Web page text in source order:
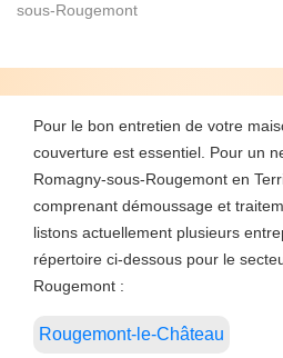
sous-Rougemont
Pour le bon entretien de votre
couverture est essentiel. Pour un
Romagny-sous-Rougemont en
comprenant démoussage et
listons actuellement plusieurs
répertoire ci-dessous pour le
Rougemont :
Rougemont-le-Château